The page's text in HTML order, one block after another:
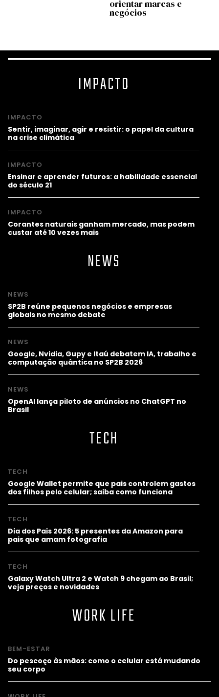
orientar marcas e
negócios
IMPACTO
IMPACTO
Sentir, imaginar, agir e resistir: o papel da cultura
na crise climática
IMPACTO
Ensinar e aprender futuros: a habilidade essencial
do século 21
IMPACTO
Corantes naturais ganham mercado, mas podem
custar até 10 vezes mais
NEWS
NEWS
SP2B reúne pequenos negócios e empresas
globais no mesmo debate
NEWS
Google, Nvidia, Gupy e Itaú debatem IA, trabalho e
computação quântica no SP2B 2026
NEWS
OpenAI lança piloto de anúncios no ChatGPT no
Brasil
TECH
TECH
Google Wallet permite que pais controlem gastos
dos filhos pelo celular; saiba como funciona
TECH
Dia dos Pais 2026: 5 presentes da Amazon para
pais que amam fotografia
TECH
Galaxy Watch Ultra 2 e Watch 9 chegam ao Brasil;
veja preços e novidades
WORK LIFE
BEM-ESTAR
Do pescoço às mãos: como o celular está mudando
seu corpo